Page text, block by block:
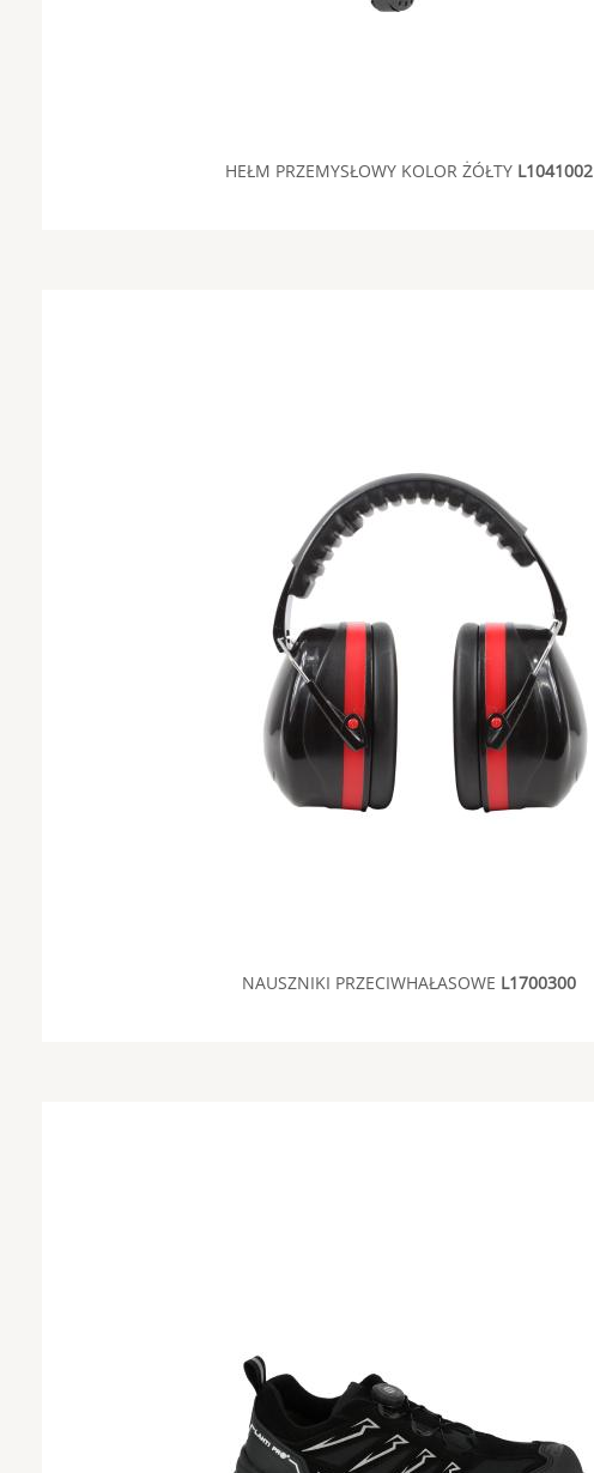
HEŁM PRZEMYSŁOWY KOLOR ŻÓŁTY L1041002
NAUSZNIKI PRZECIWHAŁASOWE L1700300